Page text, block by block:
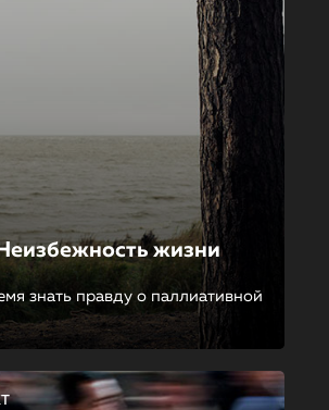
жизни
знать правду о паллиативной